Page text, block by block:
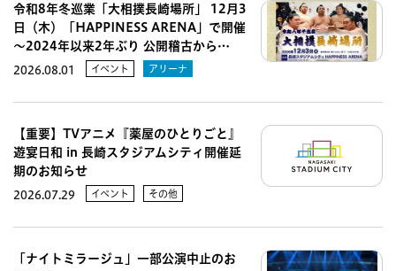
令和8年冬巡業「大相撲長崎場所」 12月3
日（木）「HAPPINESS ARENA」で開催
～2024年以来2年ぶり 公開稽古から…
2026.08.01 イベント アリーナ
【重要】TVアニメ『薬屋のひとりごと』
遊宴日和 in 長崎スタジアムシティ開催延
期のお知らせ
2026.07.29 イベント その他
「ナイトミラージュ」一部公演中止のお